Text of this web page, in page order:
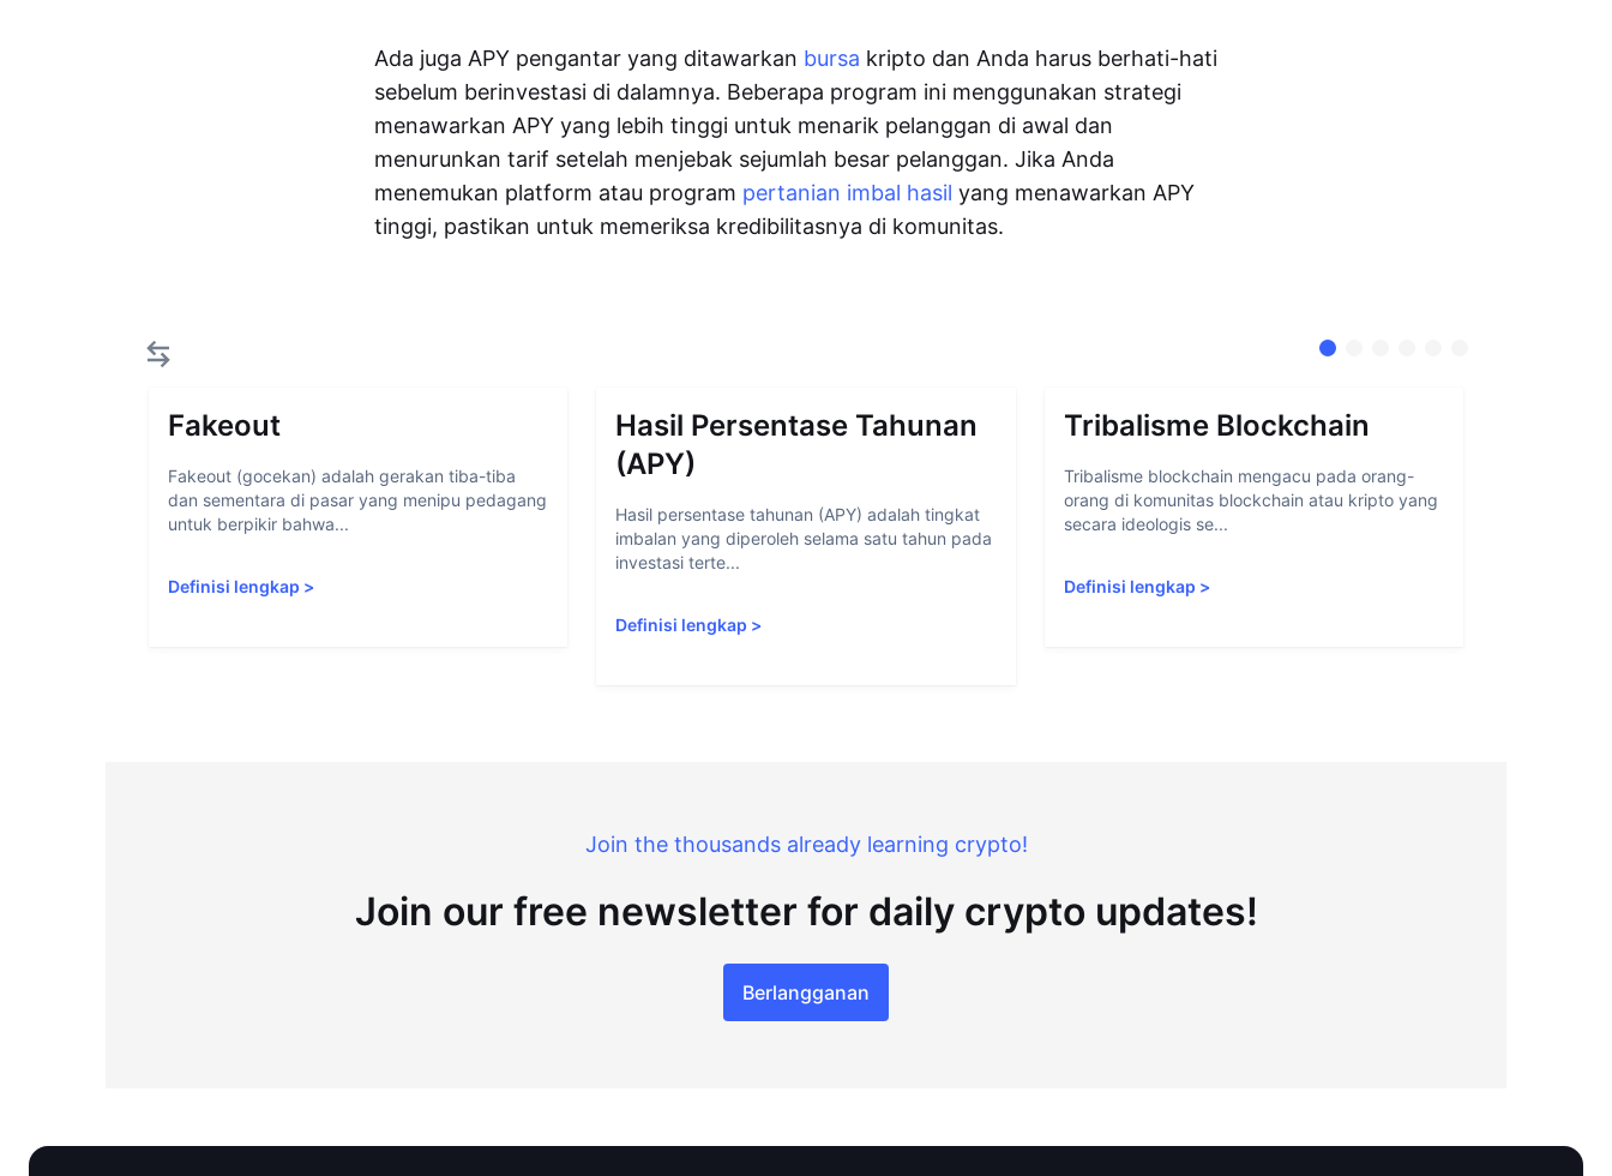
Ada juga APY pengantar yang ditawarkan bursa kripto dan Anda harus berhati-hati
sebelum berinvestasi di dalamnya. Beberapa program ini menggunakan strategi
menawarkan APY yang lebih tinggi untuk menarik pelanggan di awal dan
menurunkan tarif setelah menjebak sejumlah besar pelanggan. Jika Anda
menemukan platform atau program pertanian imbal hasil yang menawarkan APY
tinggi, pastikan untuk memeriksa kredibilitasnya di komunitas.
Fakeout
Fakeout (gocekan) adalah gerakan tiba-tiba
dan sementara di pasar yang menipu pedagang
untuk berpikir bahwa...
Definisi lengkap >
Hasil Persentase Tahunan
(APY)
Hasil persentase tahunan (APY) adalah tingkat
imbalan yang diperoleh selama satu tahun pada
investasi terte...
Definisi lengkap >
Tribalisme Blockchain
Tribalisme blockchain mengacu pada orang-
orang di komunitas blockchain atau kripto yang
secara ideologis se...
Definisi lengkap >
Join the thousands already learning crypto!
Join our free newsletter for daily crypto updates!
Berlangganan